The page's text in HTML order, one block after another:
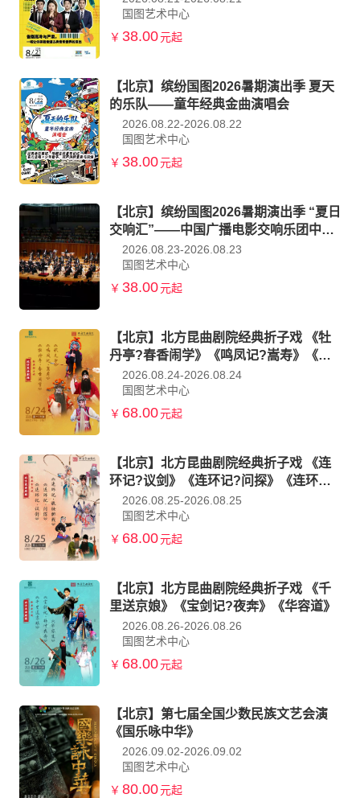
国图艺术中心
￥ 38.00元起
【北京】缤纷国图2026暑期演出季 夏天
的乐队——童年经典金曲演唱会
2026.08.22-2026.08.22
国图艺术中心
￥ 38.00元起
【北京】缤纷国图2026暑期演出季 “夏日
交响汇”——中国广播电影交响乐团中外
经典作品协奏音乐会
2026.08.23-2026.08.23
国图艺术中心
￥ 38.00元起
【北京】北方昆曲剧院经典折子戏 《牡
丹亭?春香闹学》《鸣凤记?嵩寿》《状
元印》
2026.08.24-2026.08.24
国图艺术中心
￥ 68.00元起
【北京】北方昆曲剧院经典折子戏 《连
环记?议剑》《连环记?问探》《连环记?
梳妆掷戟》
2026.08.25-2026.08.25
国图艺术中心
￥ 68.00元起
【北京】北方昆曲剧院经典折子戏 《千
里送京娘》《宝剑记?夜奔》《华容道》
2026.08.26-2026.08.26
国图艺术中心
￥ 68.00元起
【北京】第七届全国少数民族文艺会演
《国乐咏中华》
2026.09.02-2026.09.02
国图艺术中心
￥ 80.00元起